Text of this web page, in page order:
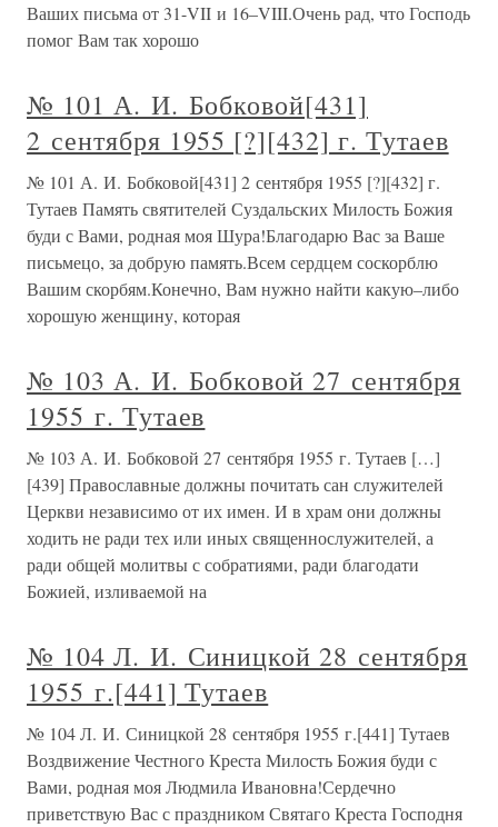
Ваших письма от 31-VII и 16–VIII.Очень рад, что Господь
помог Вам так хорошо
№ 101 А. И. Бобковой[431]
2 сентября 1955 [?][432] г. Тутаев
№ 101 А. И. Бобковой[431] 2 сентября 1955 [?][432] г.
Тутаев Память святителей Суздальских Милость Божия
буди с Вами, родная моя Шура!Благодарю Вас за Ваше
письмецо, за добрую память.Всем сердцем соскорблю
Вашим скорбям.Конечно, Вам нужно найти какую–либо
хорошую женщину, которая
№ 103 А. И. Бобковой 27 сентября
1955 г. Тутаев
№ 103 А. И. Бобковой 27 сентября 1955 г. Тутаев […]
[439] Православные должны почитать сан служителей
Церкви независимо от их имен. И в храм они должны
ходить не ради тех или иных священнослужителей, а
ради общей молитвы с собратиями, ради благодати
Божией, изливаемой на
№ 104 Л. И. Синицкой 28 сентября
1955 г.[441] Тутаев
№ 104 Л. И. Синицкой 28 сентября 1955 г.[441] Тутаев
Воздвижение Честного Креста Милость Божия буди с
Вами, родная моя Людмила Ивановна!Сердечно
приветствую Вас с праздником Святаго Креста Господня